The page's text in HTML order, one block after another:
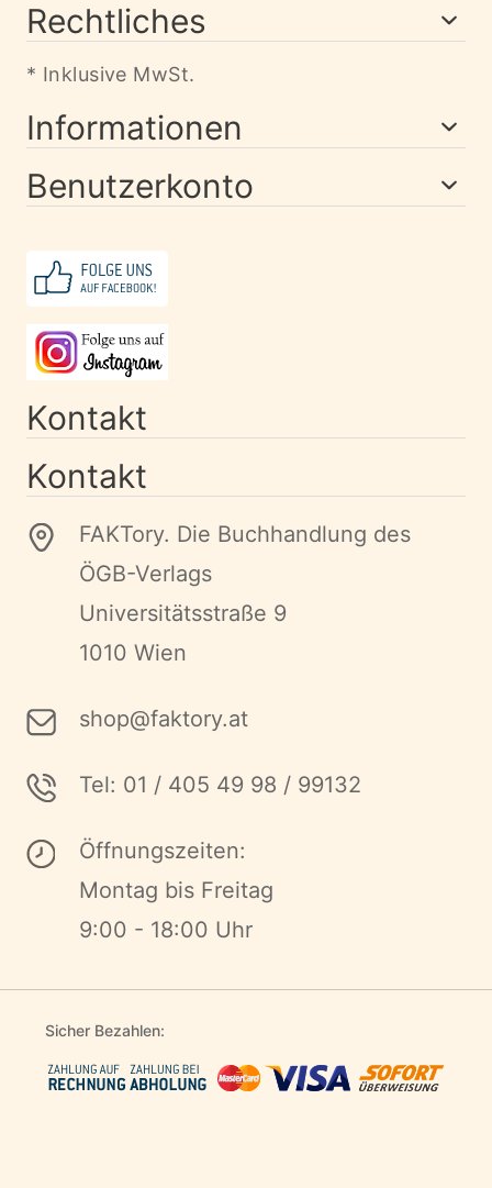
Rechtliches
* Inklusive MwSt.
Informationen
Benutzerkonto
Kontakt
Kontakt
FAKTory. Die Buchhandlung des
ÖGB-Verlags
Universitätsstraße 9
1010 Wien
shop@faktory.at
Tel: 01 / 405 49 98 / 99132
Öffnungszeiten:
Montag bis Freitag
9:00 - 18:00 Uhr
Sicher Bezahlen: